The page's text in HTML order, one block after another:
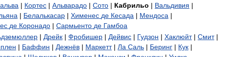
| Кортес | Альварадо | Сото | Кабрильо | Вальдивия |
| Белалькасар | Хименес де Кесада | Мендоса |
де Коронадо | Сармьенто де Гамбоа
| Дрейк | Фробишер | Дейвис | Гудзон | Хаклюйт| Смит|
| Баффин | Дежнёв | Маркетт| Ла Саль | Беринг | Кук |